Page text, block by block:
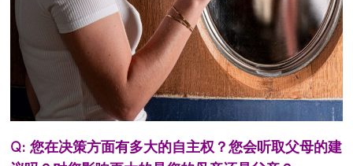
Q: 您在决策方面有多大的自主权？您会听取父母的建